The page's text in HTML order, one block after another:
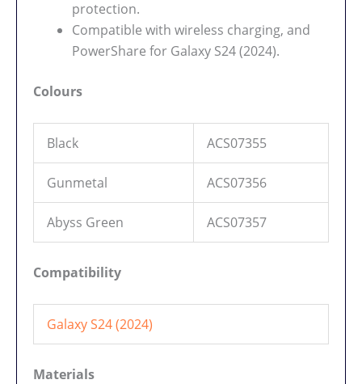
protection.
Compatible with wireless charging, and
PowerShare for Galaxy S24 (2024).
Colours
Black ACS07355
Gunmetal ACS07356
Abyss Green ACS07357
Compatibility
Galaxy S24 (2024)
Materials